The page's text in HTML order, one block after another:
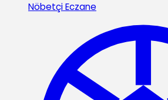
Nöbetçi Eczane